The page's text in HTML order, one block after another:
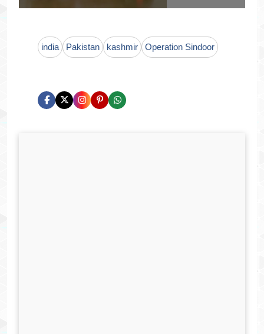
india Pakistan kashmir Operation Sindoor